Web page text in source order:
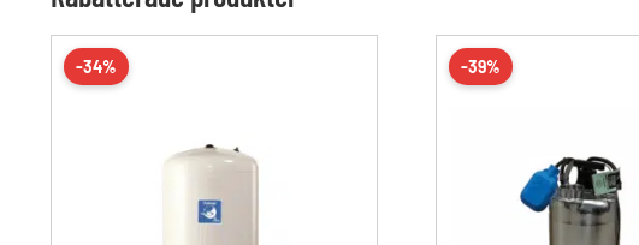
-34% -39%